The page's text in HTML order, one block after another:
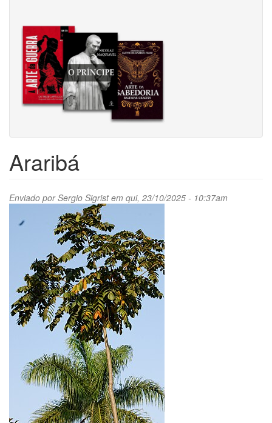
Araribá
Enviado porSergio Sigristem qui, 23/10/2025 - 10:37am